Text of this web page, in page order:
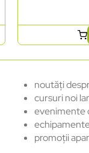
noutăți
cursuri noi
evenimente
promoții